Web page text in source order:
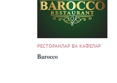
РЕСТОРАНЛАР ВА КАФЕЛАР
Barocco